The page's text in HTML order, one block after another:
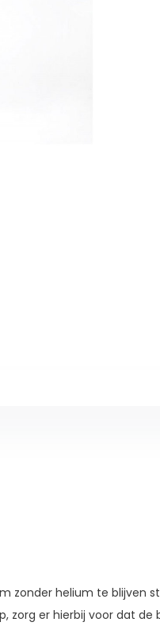
zonder helium te blijven
zorg er hierbij voor dat de